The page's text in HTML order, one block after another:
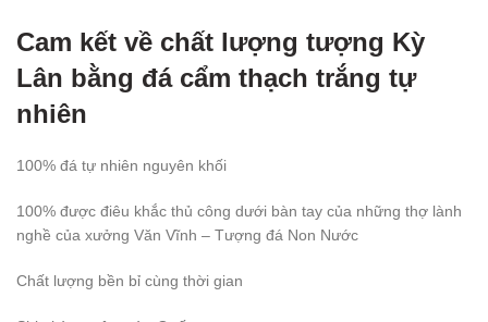
Cam kết về chất lượng tượng Kỳ
Lân bằng đá cẩm thạch trắng tự
nhiên
100% đá tự nhiên nguyên khối
100% được điêu khắc thủ công dưới bàn tay của những thợ lành
nghề của xưởng Văn Vĩnh – Tượng đá Non Nước
Chất lượng bền bỉ cùng thời gian